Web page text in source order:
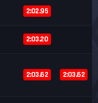
2:02.95
2:03.20
2:03.62 2:03.62